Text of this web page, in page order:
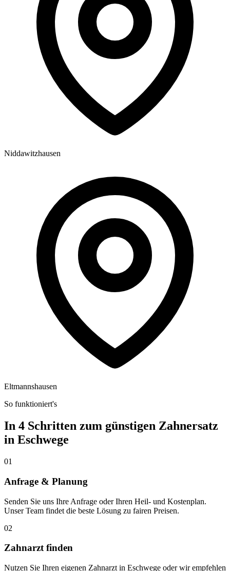
Niddawitzhausen
Eltmannshausen
So funktioniert's
In 4 Schritten zum günstigen Zahnersatz
in Eschwege
01
Anfrage & Planung
Senden Sie uns Ihre Anfrage oder Ihren Heil- und Kostenplan.
Unser Team findet die beste Lösung zu fairen Preisen.
02
Zahnarzt finden
Nutzen Sie Ihren eigenen Zahnarzt in Eschwege oder wir empfehlen